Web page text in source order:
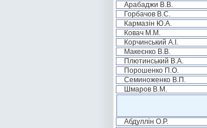
Арабаджи В.В.
Горбачов В.С.
Кармазін Ю.А.
Ковач М.М.
Корчинський А.І.
Макеєнко В.В.
Плютинський В.А.
Порошенко П.О.
Семиноженко В.П.
Шмаров В.М.
Абдуллін О.Р.